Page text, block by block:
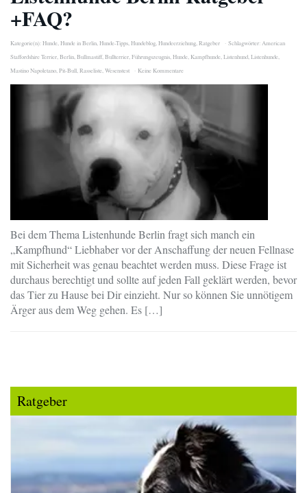
+FAQ?
Kategorie(n):Hunde,Hunde in Berlin,Hunde-Tipps,Hundeblog,Hundeerziehung,Ratgeber Schlagwörter:American
Staffordshire Terrier,Berlin,Bullmastiff,Bullterrier,Führungszeugnis,Hunde, Kampfhunde,Listenhund,Listenhunde,
Mastino Napoletano,Pit-Bull,Rasseliste,Wesenstest Keine Kommentare
Bei dem Thema Listenhunde Berlin fragt sich manch ein
„Kampfhund“ Liebhaber vor der Anschaffung der neuen Fellnase
mit Sicherheit was genau beachtet werden muss. Diese Frage ist
durchaus berechtigt und sollte auf jeden Fall geklärt werden, bevor
das Tier zu Hause bei Dir einzieht. Nur so können Sie unnötigem
Ärger aus dem Weg gehen. Es […]
Ratgeber